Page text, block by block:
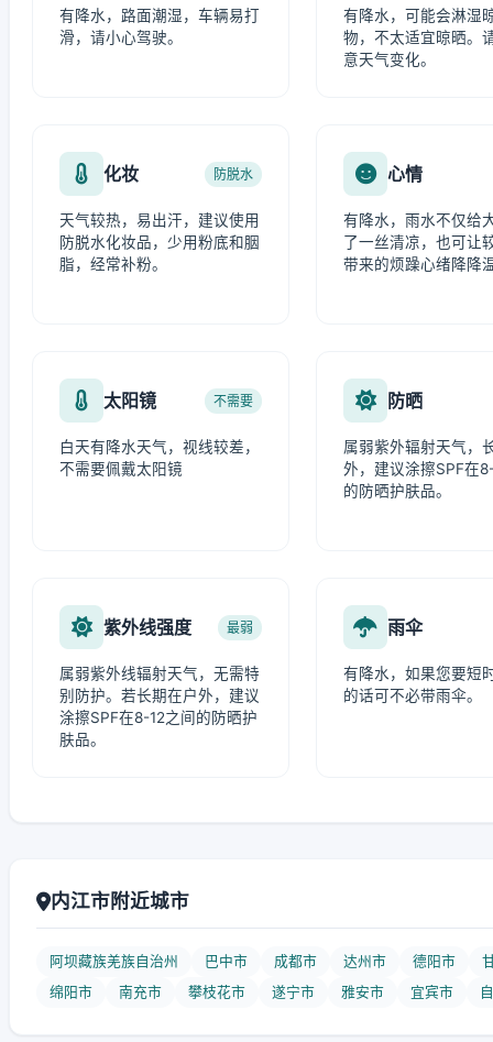
有降水，路面潮湿，车辆易打
滑，请小心驾驶。
有降水，可能会淋湿
物，不太适宜晾晒。
意天气变化。
化妆 防脱水
天气较热，易出汗，建议使用
防脱水化妆品，少用粉底和胭
脂，经常补粉。
心情
有降水，雨水不仅给
了一丝清凉，也可让
带来的烦躁心绪降降
太阳镜 不需要
白天有降水天气，视线较差，
不需要佩戴太阳镜
防晒
属弱紫外辐射天气，
外，建议涂擦SPF在
的防晒护肤品。
紫外线强度 最弱
属弱紫外线辐射天气，无需特
别防护。若长期在户外，建议
涂擦SPF在8-12之间的防晒护
肤品。
雨伞
有降水，如果您要短
的话可不必带雨伞。
内江市附近城市
阿坝藏族羌族自治州 巴中市 成都市 达州市 德阳市
绵阳市
南充市 攀枝花市 遂宁市 雅安市 宜宾市